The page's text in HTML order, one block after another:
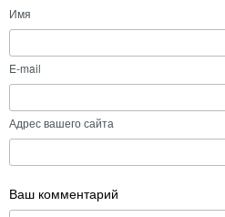
Имя
E-mail
Адрес вашего сайта
Ваш комментарий